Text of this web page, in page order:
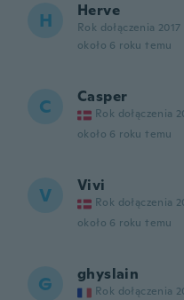
H Herve
Rok dołączenia 2017
około 6 roku temu
C Casper
Rok dołączenia
około 6 roku temu
V Vivi
Rok dołączenia
około 6 roku temu
G ghyslain
Rok dołączenia